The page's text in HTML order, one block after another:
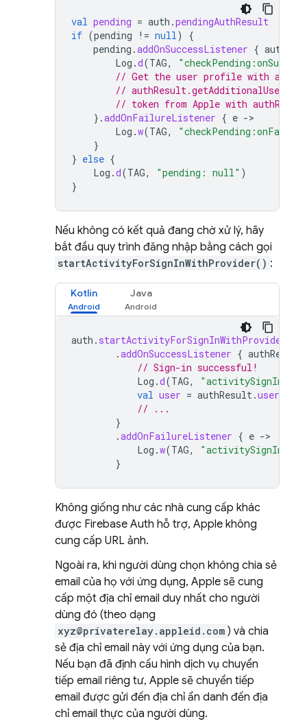
val pending = auth .pendingAuthResult
if (pending != null)
{
pending .addOnSuccessListener {
Log .d(TAG,
// Get the user profile with
//
// token from Apple with
}.addOnFailureListener { e -
Log .w(TAG,
}
} else {
Log .d(TAG, "pending: null" )
}
Nếu không có kết quả đang chờ xử lý, hãy
bắt đầu quy trình đăng nhập bằng cách gọi
startActivityForSignInWithProvider() :
Kotlin Java
auth . startActivityForSignInWithProvider
.addOnSuccessListener { authResult
// Sign-in successful!
Log .d(TAG,
val user = authResult.user
// ...
}
.addOnFailureListener { e -
Log .w(TAG,
}
Không giống như các nhà cung cấp khác
được Firebase Auth hỗ trợ, Apple không
cung cấp URL ảnh.
Ngoài ra, khi người dùng chọn không chia sẻ
email của họ với ứng dụng, Apple sẽ cung
cấp một địa chỉ email duy nhất cho người
dùng đó (theo dạng
xyz@privaterelay.appleid.com ) và chia
sẻ địa chỉ email này với ứng dụng của bạn.
Nếu bạn đã định cấu hình dịch vụ chuyển
tiếp email riêng tư, Apple sẽ chuyển tiếp
email được gửi đến địa chỉ ẩn danh đến địa
chỉ email thực của người dùng.